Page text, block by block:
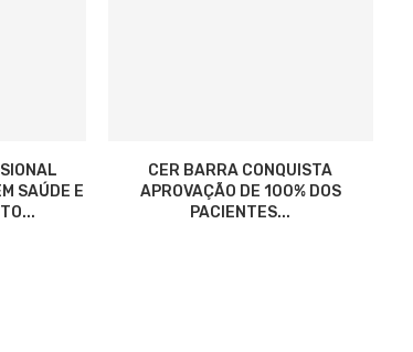
SAÚDE E
CER BARRA CONQUISTA
APROVAÇÃO DE 100% DOS
PACIENTES...